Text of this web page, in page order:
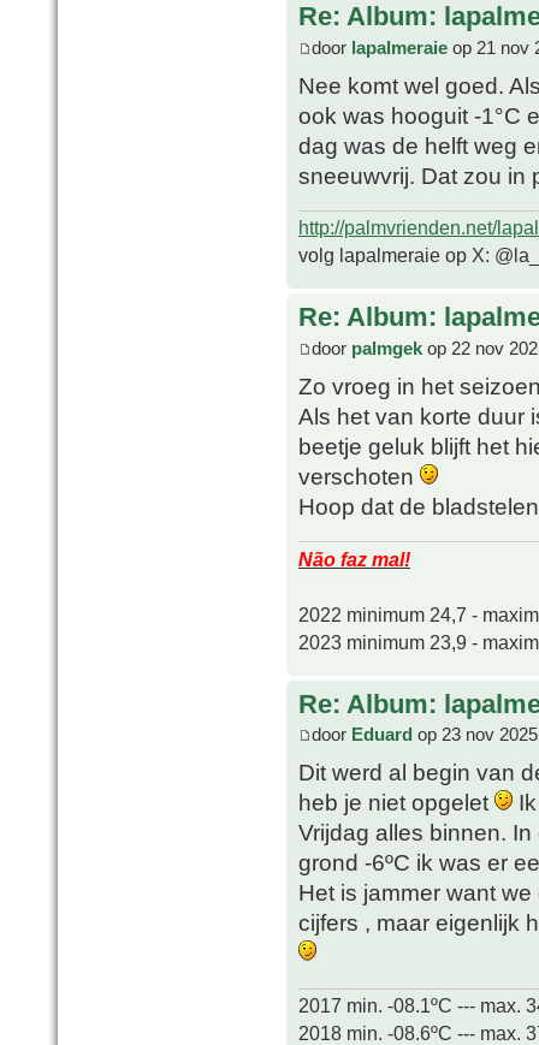
Re: Album:
door lapalmeraie op 21 nov
Nee komt wel goed.
ook was hooguit -1°C
dag was de helft weg
sneeuwvrij. Dat zou in
http://palmvrienden.net/
volg lapalmeraie op X:
Re: Album:
door palmgek op 22 nov
Zo vroeg in het
Als het van korte duur
beetje geluk blijft het
verschoten
Hoop dat de
Não faz mal!
2022 minimum 24,7 -
2023 minimum 23,9 -
Re: Album:
door Eduard op 23 nov
Dit werd al begin van
heb je niet opgelet
Vrijdag alles binnen.
grond -6ºC ik was er
Het is jammer want
cijfers , maar eigenlijk
2017 min. -08.1ºC --- max.
2018 min. -08.6ºC --- max.